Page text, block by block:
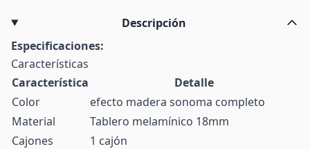
Descripción
Especificaciones:
Características
Característica
Detalle
Color
efecto madera sonoma completo
Material
Tablero melamínico 18mm
Cajones
1 cajón